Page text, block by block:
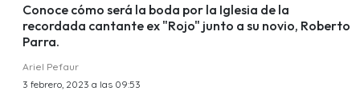
Conoce cómo será la boda por la Iglesia de la
recordada cantante ex "Rojo" junto a su novio, Roberto
Parra.
Ariel Pefaur
3 febrero, 2023 a las 09:53